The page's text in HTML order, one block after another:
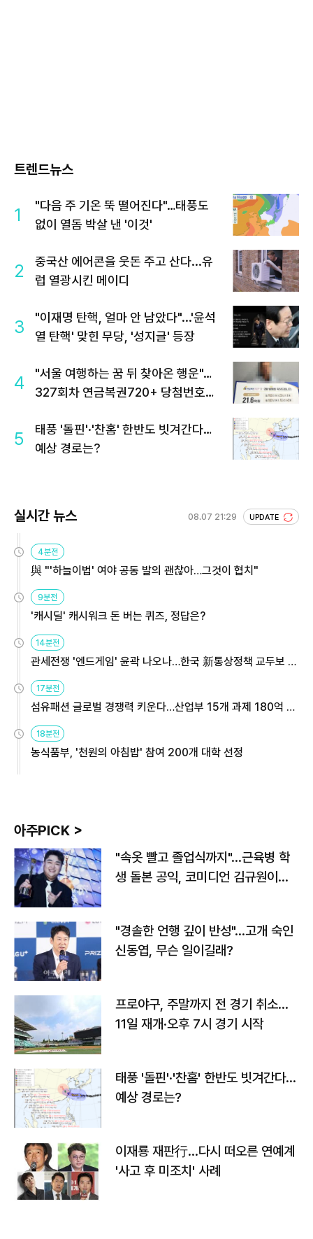
트렌드뉴스
1
"다음 주 기온 뚝 떨어진다"…태풍도
없이 열돔 박살 낸 '이것'
2
중국산 에어콘을 웃돈 주고 산다...유
럽 열광시킨 메이디
3
"이재명 탄핵, 얼마 안 남았다"...'윤석
열 탄핵' 맞힌 무당, '성지글' 등장
4
"서울 여행하는 꿈 뒤 찾아온 행운"…
327회차 연금복권720+ 당첨번호조
5
태풍 '돌핀'·'찬홈' 한반도 빗겨간다…
예상 경로는?
실시간 뉴스 08.07 21:29 UPDATE
4분전
與 "'하늘이법' 여야 공동 발의 괜찮아…그것이 협치"
9분전
'캐시딜' 캐시워크 돈 버는 퀴즈, 정답은?
14분전
관세전쟁 '엔드게임' 윤곽 나오나…한국 新통상정책 교두보 활
용해야
17분전
섬유패션 글로벌 경쟁력 키운다…산업부 15개 과제 180억 지
원
18분전
농식품부, '천원의 아침밥' 참여 200개 대학 선정
아주PICK >
"속옷 빨고 졸업식까지"…근육병 학
생 돌본 공익, 코미디언 김규원이었
"경솔한 언행 깊이 반성"…고개 숙인
신동엽, 무슨 일이길래?
프로야구, 주말까지 전 경기 취소…
11일 재개·오후 7시 경기 시작
태풍 '돌핀'·'찬홈' 한반도 빗겨간다…
예상 경로는?
이재룡 재판行…다시 떠오른 연예계
'사고 후 미조치' 사례